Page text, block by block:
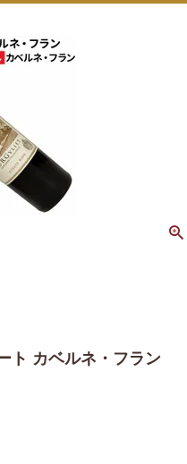
ト カベルネ・フラン